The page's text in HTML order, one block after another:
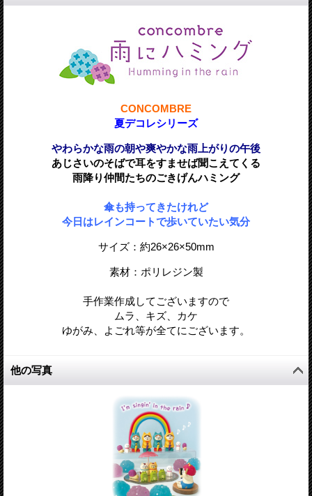
CONCOMBRE
夏デコレシリーズ
やわらかな雨の朝や爽やかな雨上がりの午後
あじさいのそばで耳をすませば聞こえてくる
雨降り仲間たちのごきげんハミング
傘も持ってきたけれど
今日はレインコートで歩いていたい気分
サイズ：約26×26×50mm
素材：ポリレジン製
手作業作成してございますので
ムラ、キズ、カケ
ゆがみ、よごれ等が全てにございます。
他の写真